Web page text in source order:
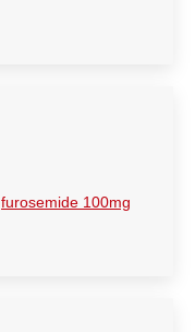
furosemide 100mg